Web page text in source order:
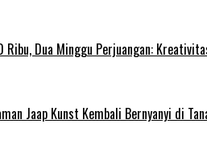
Ribu, Dua Minggu Perjuangan:
Jaap Kunst Kembali Bernyanyi di